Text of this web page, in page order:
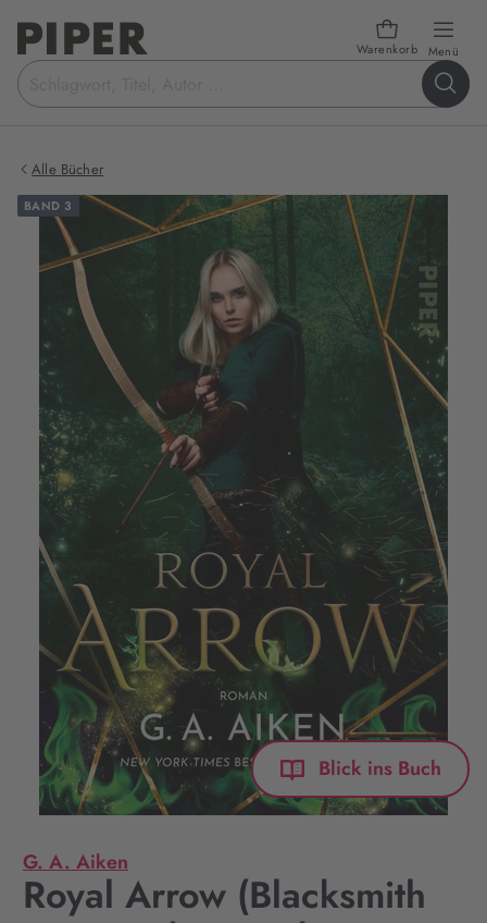
Warenkorb Menü
Suchbegriff
eingeben
Alle Bücher
BAND 3
Blick ins Buch
G. A. Aiken
Royal Arrow (Blacksmith